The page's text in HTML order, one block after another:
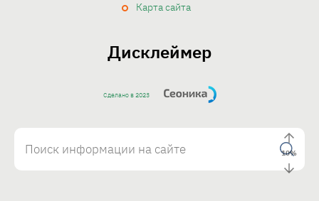
Карта сайта
Дисклеймер
Сделано в 2023
10%